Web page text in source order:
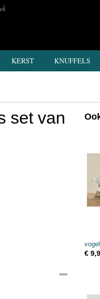
KERST KNUFFELS
set van
€